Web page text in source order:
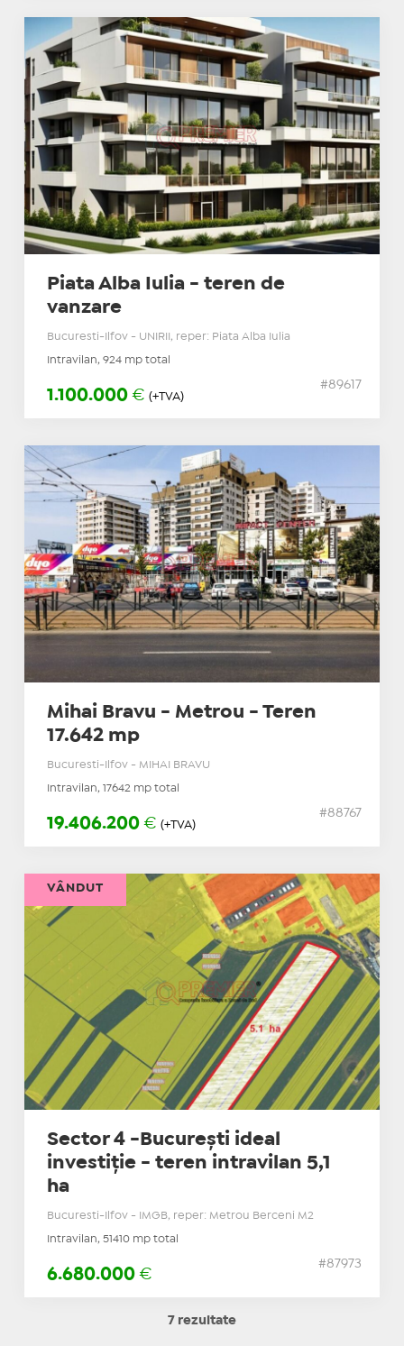
Piata Alba Iulia - teren de
vanzare
Bucuresti-Ilfov - UNIRII, reper: Piata Alba Iulia
Intravilan, 924 mp total
1.100.000 € (+TVA)
#89617
Mihai Bravu - Metrou - Teren
17.642 mp
Bucuresti-Ilfov - MIHAI BRAVU
Intravilan, 17642 mp total
19.406.200 € (+TVA)
#88767
Sector 4 -București ideal
investiție - teren intravilan 5,1
ha
Bucuresti-Ilfov - IMGB, reper: Metrou Berceni M2
Intravilan, 51410 mp total
6.680.000 €
#87973
VÂNDUT
7 rezultate